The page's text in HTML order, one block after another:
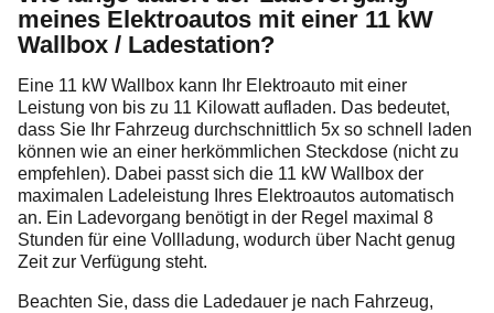
meines Elektroautos mit einer 11 kW
Wallbox / Ladestation?
Eine 11 kW Wallbox kann Ihr Elektroauto mit einer
Leistung von bis zu 11 Kilowatt aufladen. Das bedeutet,
dass Sie Ihr Fahrzeug durchschnittlich 5x so schnell laden
können wie an einer herkömmlichen Steckdose (nicht zu
empfehlen). Dabei passt sich die 11 kW Wallbox der
maximalen Ladeleistung Ihres Elektroautos automatisch
an. Ein Ladevorgang benötigt in der Regel maximal 8
Stunden für eine Vollladung, wodurch über Nacht genug
Zeit zur Verfügung steht.
Beachten Sie, dass die Ladedauer je nach Fahrzeug,